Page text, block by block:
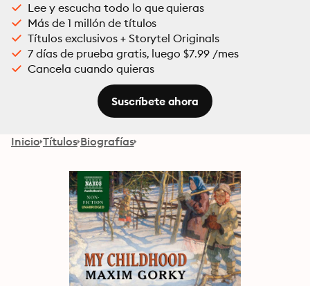
Lee y escucha todo lo que quieras
Más de 1 millón de títulos
Títulos exclusivos + Storytel Originals
7 días de prueba gratis, luego $7.99 /mes
Cancela cuando quieras
Suscríbete ahora
Inicio Títulos Biografías